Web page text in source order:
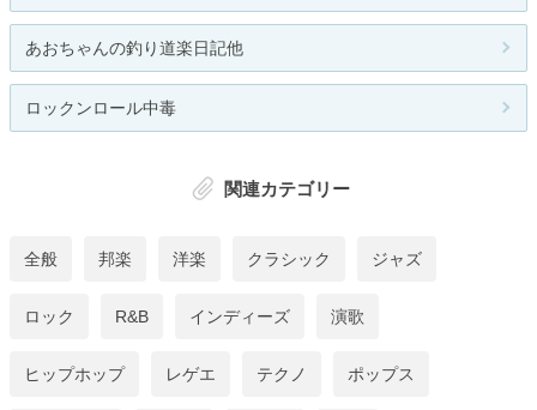
あおちゃんの釣り道楽日記他
ロックンロール中毒
関連カテゴリー
全般 邦楽 洋楽 クラシック ジャズ
ロック R&B インディーズ 演歌
ヒップホップ レゲエ テクノ ポップス